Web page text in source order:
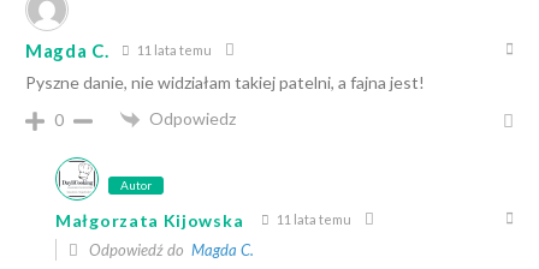
Magda C. 11 lata temu
Pyszne danie, nie widziałam takiej patelni, a fajna jest!
0
Odpowiedz
Autor
Małgorzata Kijowska 11 lata temu
Odpowiedź do Magda C.